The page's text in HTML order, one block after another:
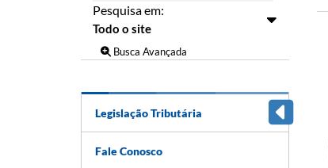
Pesquisa em:
Busca Avançada
Legislação Tributária
Fale Conosco